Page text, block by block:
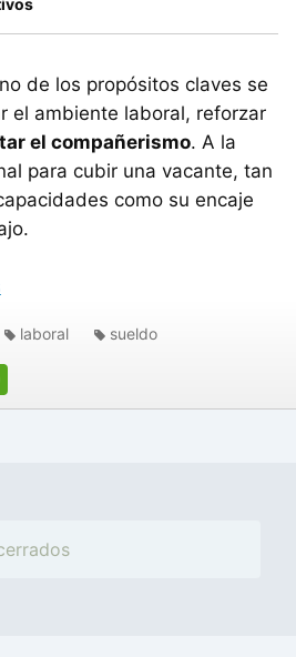
de los propósitos claves se
el ambiente laboral, reforzar
el compañerismo. A la
para cubir una vacante, tan
como su encaje
laboral sueldo